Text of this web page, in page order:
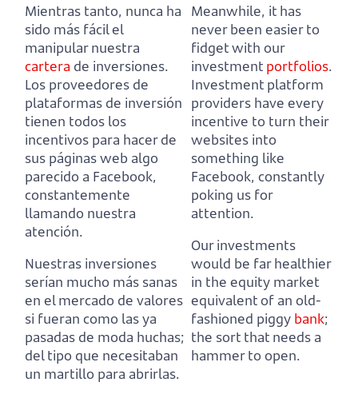
Mientras tanto, nunca ha
sido más fácil el
manipular nuestra
cartera de inversiones.
Los proveedores de
plataformas de inversión
tienen todos los
incentivos para hacer de
sus páginas web algo
parecido a Facebook,
constantemente
llamando nuestra
atención.
Nuestras inversiones
serían mucho más sanas
en el mercado de valores
si fueran como las ya
pasadas de moda huchas;
del tipo que necesitaban
un martillo para abrirlas.
Meanwhile, it has
never been easier to
fidget with our
investment portfolios.
Investment platform
providers have every
incentive to turn their
websites into
something like
Facebook, constantly
poking us for
attention.
Our investments
would be far healthier
in the equity market
equivalent of an old-
fashioned piggy bank;
the sort that needs a
hammer to open.